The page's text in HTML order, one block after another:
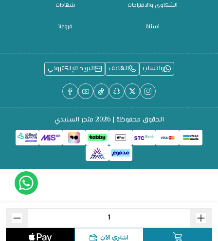
اشتري الآن
الشكاوى والاقتراحات
اسئلة
شهادات
فروعنا
واتساب الهاتف البريد الإلكتروني
الحقوق محفوظة | 2026 متجر السنيدي